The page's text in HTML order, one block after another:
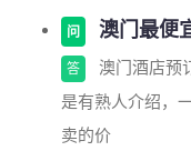
问 澳门最便
答
澳门酒店预
是有熟人介绍，
卖的价